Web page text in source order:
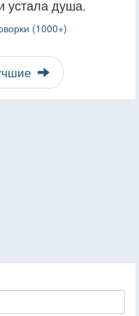
устала душа.
(1000+)